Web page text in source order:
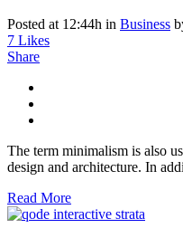
Posted at 12:44h in Business
7 Likes
Share
The term minimalism is also
design and architecture. In
Read More